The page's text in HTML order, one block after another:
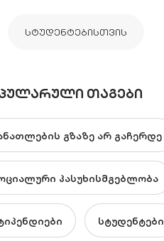
ᲡᲢᲣᲓᲔᲜᲢᲔᲑᲘᲡᲗᲕᲘᲡ
ᲗᲐᲒᲔᲑᲘ
გზაზე არ გაჩერდე
პასუხისმგებლობა
სტუდენტები